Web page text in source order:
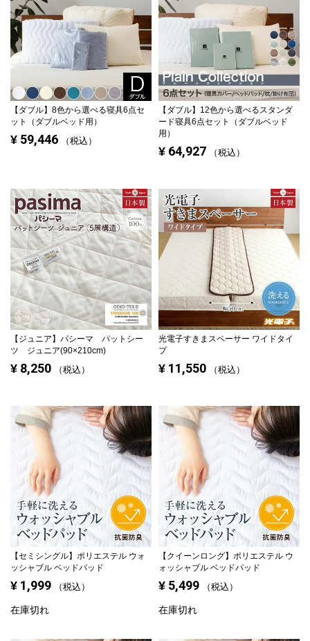
【ダブル】 8色から選べる寝具6点セ
ット（ダブルベッド用）
¥ 59,446 税込
【ダブル】 12色から選べるスタンダ
ード寝具6点セット（ダブルベッド
用）
¥ 64,927 税込
【ジュニア】 パシーマ パットシー
ツ ジュニア(90×210cm)
¥ 8,250 税込
光電子すきまスペーサー ワイドタイ
プ
¥ 11,550 税込
【セミシングル】 ポリエステル ウォ
ッシャブル ベッドパッド
¥ 1,999 税込
在庫切れ
【クイーンロング】 ポリエステル ウ
ォッシャブル ベッドパッド
¥ 5,499 税込
在庫切れ